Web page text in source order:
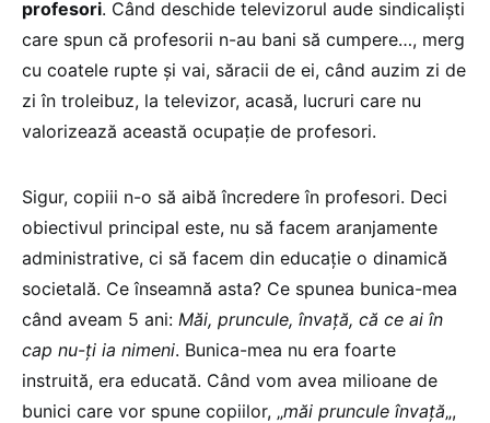
profesori. Când deschide televizorul aude sindicaliști
care spun că profesorii n-au bani să cumpere…, merg
cu coatele rupte și vai, săracii de ei, când auzim zi de
zi în troleibuz, la televizor, acasă, lucruri care nu
valorizează această ocupație de profesori.
Sigur, copiii n-o să aibă încredere în profesori. Deci
obiectivul principal este, nu să facem aranjamente
administrative, ci să facem din educație o dinamică
societală. Ce înseamnă asta? Ce spunea bunica-mea
când aveam 5 ani: Măi, pruncule, învață, că ce ai în
cap nu-ți ia nimeni. Bunica-mea nu era foarte
instruită, era educată. Când vom avea milioane de
bunici care vor spune copiilor, „măi pruncule învață„,